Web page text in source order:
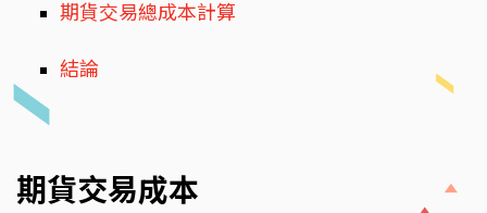
期貨交易總成本計算
結論
期貨交易成本